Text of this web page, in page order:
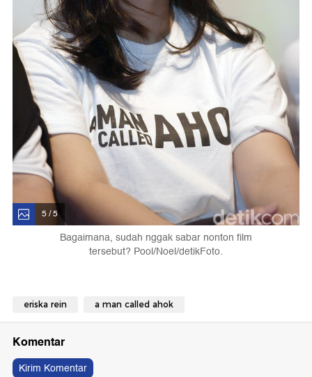
5 / 5
Bagaimana, sudah nggak sabar nonton film
tersebut? Pool/Noel/detikFoto.
eriska rein a man called ahok
Komentar
Kirim Komentar